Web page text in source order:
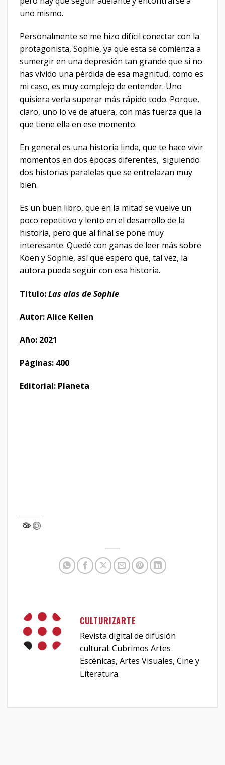
uno mismo.
Personalmente se me hizo difícil conectar con la
protagonista, Sophie, ya que esta se comienza a
sumergir en una depresión tan grande que si no
has vivido una pérdida de esa magnitud, como es
mi caso, es muy complejo de entender. Uno
quisiera verla superar más rápido todo. Porque,
claro, uno lo ve de afuera, con más fuerza que la
que tiene ella en ese momento.
En general es una historia linda, que te hace vivir
momentos en dos épocas diferentes, siguiendo
dos historias paralelas que se entrelazan muy
bien.
Es un buen libro, que en la mitad se vuelve un
poco repetitivo y lento en el desarrollo de la
historia, pero que al final se pone muy
interesante. Quedé con ganas de leer más sobre
Koen y Sophie, así que espero que, tal vez, la
autora pueda seguir con esa historia.
Título:Las alas de Sophie
Autor: Alice Kellen
Año: 2021
Páginas: 400
Editorial: Planeta
CULTURIZARTE
Revista digital de difusión
cultural. Cubrimos Artes
Escénicas, Artes Visuales, Cine y
Literatura.